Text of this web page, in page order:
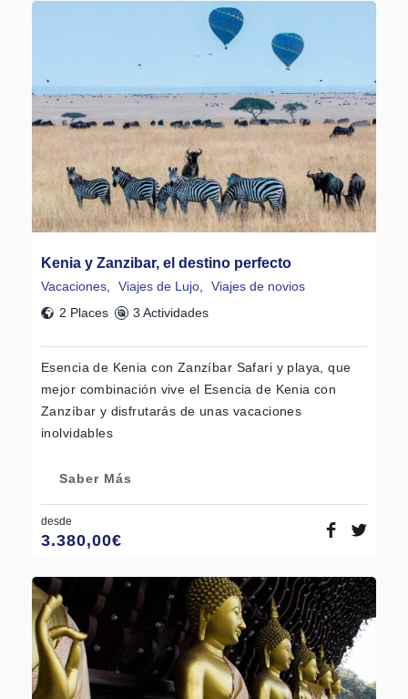
Kenia y Zanzibar, el destino perfecto
Vacaciones Viajes de Lujo
Viajes de novios
2 Places
3 Actividades
Esencia de Kenia con Zanzíbar Safari y playa, que
mejor combinación vive el Esencia de Kenia con
Zanzíbar y disfrutarás de unas vacaciones
inolvidables
Saber Más
desde
3.380,00€